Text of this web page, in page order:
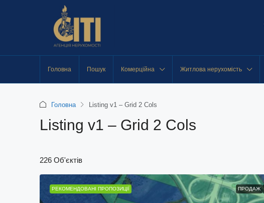
Головна Пошук Комерційна Житлова нерухомість
Головна Listing v1 – Grid 2 Cols
Listing v1 – Grid 2 Cols
226 Об'єктів
РЕКОМЕНДОВАНІ ПРОПОЗИЦІЇ ПРОДАЖ